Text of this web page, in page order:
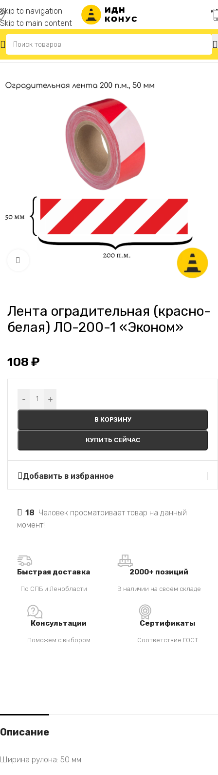
Skip to navigation
Skip to main content
Главная Сигнальные ленты оградительные
Нажмите, чтобы увеличить
Лента оградительная (красно-
белая) ЛО-200-1 «Эконом»
108 ₽
- +
В КОРЗИНУ
КУПИТЬ СЕЙЧАС
Alternative:
Добавить в избранное
18 Человек просматривает товар на данный
момент!
Быстрая доставка
По СПБ и Ленобласти
2000+ позиций
В наличии на своём складе
Консультации
Поможем с выбором
Сертификаты
Соответствие ГОСТ
Описание
Ширина рулона: 50 мм